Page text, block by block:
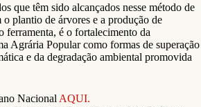
que têm sido alcançados nesse método de
o plantio de árvores e a produção de
ferramenta, é o fortalecimento da
Agrária Popular como formas de superação
e da degradação ambiental promovida
Nacional AQUI.